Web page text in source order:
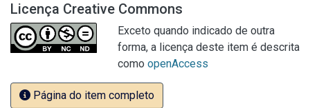
Licença Creative Commons
Exceto quando indicado de outra
forma, a licença deste item é descrita
como openAccess
Página do item completo